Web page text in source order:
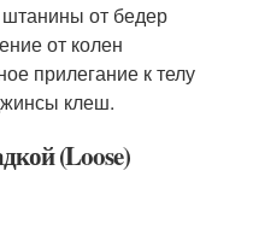
от бедер
от колен
прилегание к телу
клеш.
(Loose)